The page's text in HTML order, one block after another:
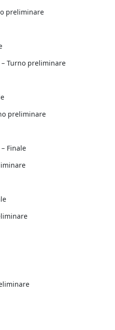
preliminare
Turno preliminare
preliminare
Finale